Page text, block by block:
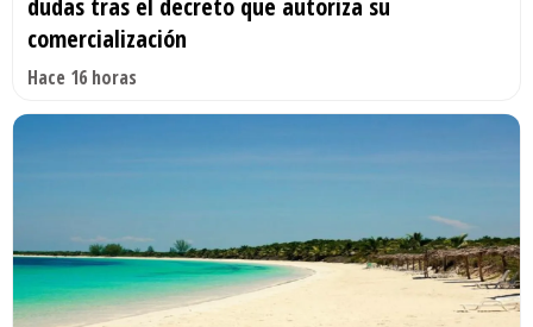
dudas tras el decreto que autoriza su
comercialización
Hace 16 horas